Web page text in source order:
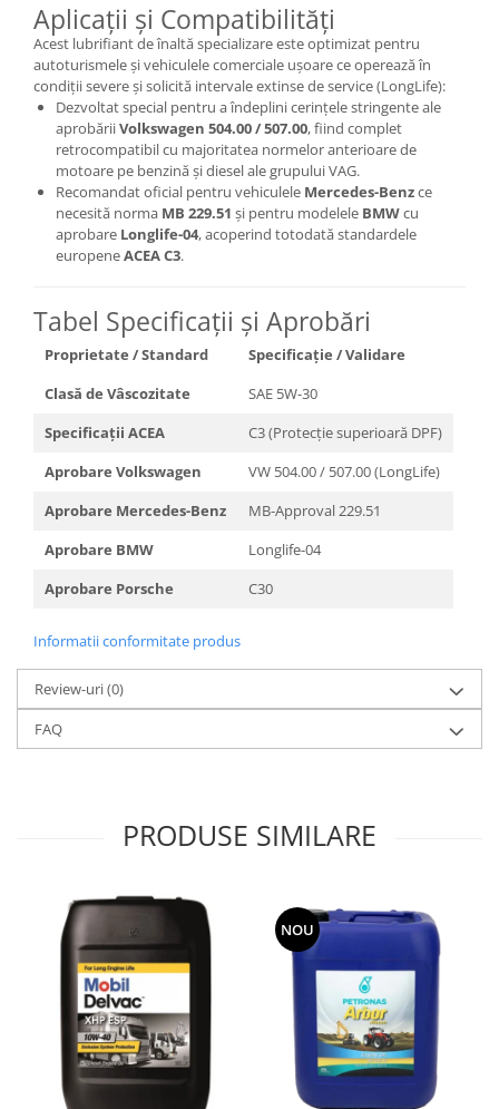
Aplicații și Compatibilități
Acest lubrifiant de înaltă specializare este optimizat pentru
autoturismele și vehiculele comerciale ușoare ce operează în
condiții severe și solicită intervale extinse de service (LongLife):
Dezvoltat special pentru a îndeplini cerințele stringente ale
aprobăriiVolkswagen 504.00 / 507.00, fiind complet
retrocompatibil cu majoritatea normelor anterioare de
motoare pe benzină și diesel ale grupului VAG.
Recomandat oficial pentru vehiculele Mercedes-Benzce
necesită norma MB 229.51 și pentru modelele BMWcu
aprobare Longlife-04, acoperind totodată standardele
europeneACEA C3.
Tabel Specificații și Aprobări
Proprietate / Standard
Specificație / Validare
Clasă de Vâscozitate
SAE 5W-30
Specificații ACEA
C3 (Protecție superioară DPF)
Aprobare Volkswagen
VW 504.00 / 507.00 (LongLife)
Aprobare Mercedes-Benz
MB-Approval 229.51
Aprobare BMW
Longlife-04
Aprobare Porsche
C30
Informatii conformitate produs
Review-uri(0)
FAQ
PRODUSE SIMILARE
NOU